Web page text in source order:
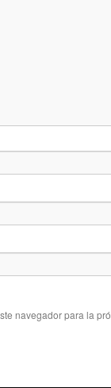
navegador para la